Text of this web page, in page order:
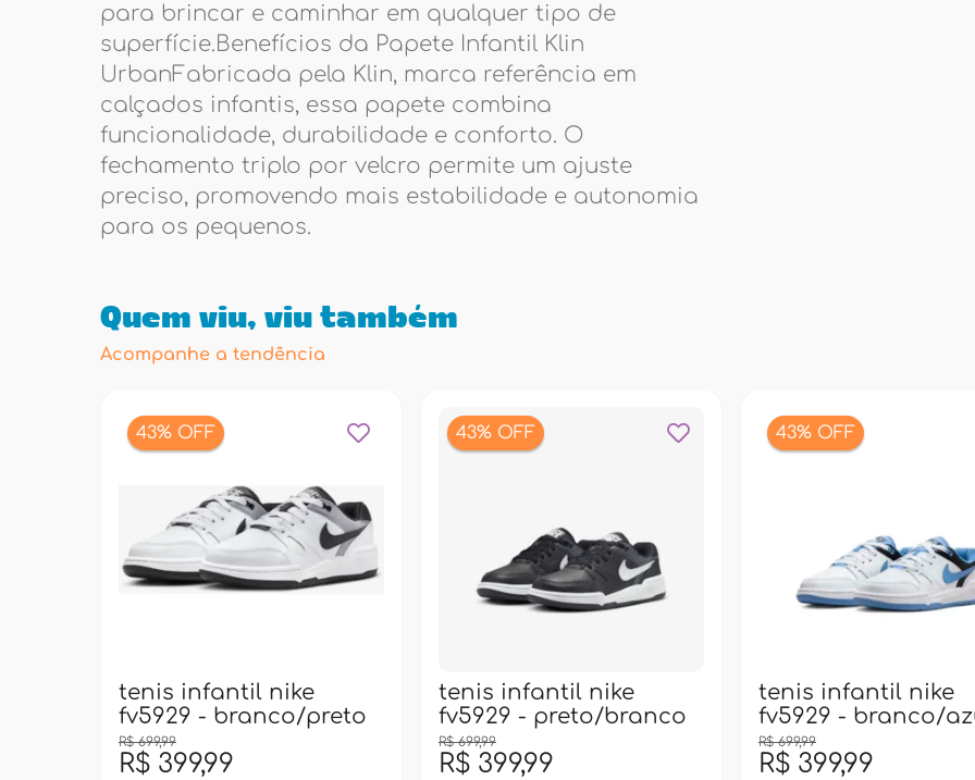
para brincar e caminhar em qualquer tipo de
superfície.Benefícios da Papete Infantil Klin
UrbanFabricada pela Klin, marca referência em
calçados infantis, essa papete combina
funcionalidade, durabilidade e conforto. O
fechamento triplo por velcro permite um ajuste
preciso, promovendo mais estabilidade e autonomia
para os pequenos.
Quem viu, viu também
Acompanhe a tendência
43% OFF
tenis infantil nike
fv5929 - branco/preto
R$ 399,99
R$ 699,99
43% OFF
tenis infantil nike
fv5929 - preto/branco
R$ 399,99
R$ 699,99
43% OFF
tenis infantil nike
fv5929 - branco/
R$ 399,99
R$ 699,99